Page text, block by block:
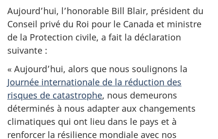
Aujourd’hui, l’honorable Bill Blair, président du
Conseil privé du Roi pour le Canada et ministre
de la Protection civile, a fait la déclaration
suivante :
« Aujourd’hui, alors que nous soulignons la
Journée internationale de la réduction des
risques de catastrophe, nous demeurons
déterminés à nous adapter aux changements
climatiques qui ont lieu dans le pays et à
renforcer la résilience mondiale avec nos